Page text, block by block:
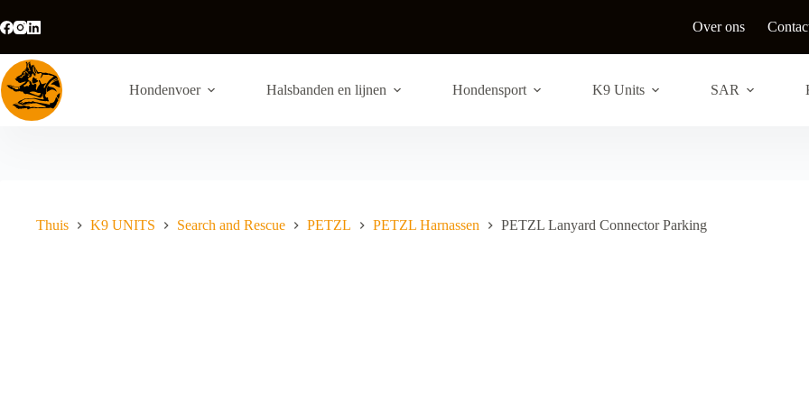
naar
de
inhoud
Over ons
Hondenvoer Halsbanden en lijnen Hondensport K9 Units SAR
Thuis K9 UNITS Search and Rescue PETZL PETZL Harnassen PETZL Lanyard Connector Parking